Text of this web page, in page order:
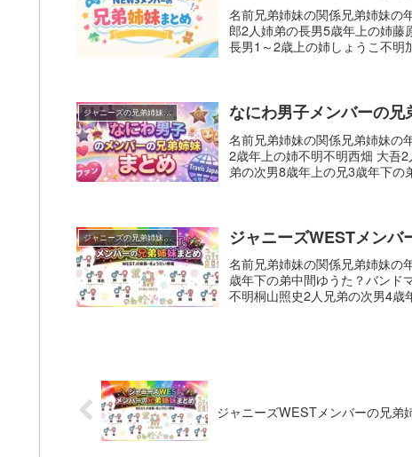
名前兄弟姉妹の関係兄弟姉妹の
郎2人姉弟の長男5歳年上の姉
長男1～2歳上の姉しょうこ不明
ジャニーズの兄弟姉妹まとめ なにわ男子メンバーの兄
名前兄弟姉妹の関係兄弟姉妹の
2歳年上の姉不明不明西畑 大吾
弟の次男8歳年上の兄3歳年下
ジャニーズの兄弟姉妹まとめ ジャニーズWESTメンバ
名前兄弟姉妹の関係兄弟姉妹の
歳年下の弟中間ゆうた？バン
不明桐山照史2人兄弟の次男4歳
ジャニーズWESTメンバーの兄弟